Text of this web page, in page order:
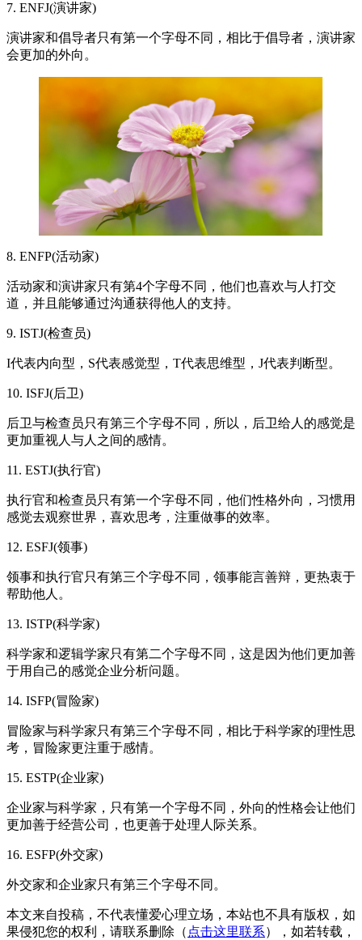
7. ENFJ(演讲家)
演讲家和倡导者只有第一个字母不同，相比于倡导者，演讲家
会更加的外向。
8. ENFP(活动家)
活动家和演讲家只有第4个字母不同，他们也喜欢与人打交
道，并且能够通过沟通获得他人的支持。
9. ISTJ(检查员)
I代表内向型，S代表感觉型，T代表思维型，J代表判断型。
10. ISFJ(后卫)
后卫与检查员只有第三个字母不同，所以，后卫给人的感觉是
更加重视人与人之间的感情。
11. ESTJ(执行官)
执行官和检查员只有第一个字母不同，他们性格外向，习惯用
感觉去观察世界，喜欢思考，注重做事的效率。
12. ESFJ(领事)
领事和执行官只有第三个字母不同，领事能言善辩，更热衷于
帮助他人。
13. ISTP(科学家)
科学家和逻辑学家只有第二个字母不同，这是因为他们更加善
于用自己的感觉企业分析问题。
14. ISFP(冒险家)
冒险家与科学家只有第三个字母不同，相比于科学家的理性思
考，冒险家更注重于感情。
15. ESTP(企业家)
企业家与科学家，只有第一个字母不同，外向的性格会让他们
更加善于经营公司，也更善于处理人际关系。
16. ESFP(外交家)
外交家和企业家只有第三个字母不同。
本文来自投稿，不代表懂爱心理立场，本站也不具有版权，如
果侵犯您的权利，请联系删除（ 点击这里联系），如若转载，